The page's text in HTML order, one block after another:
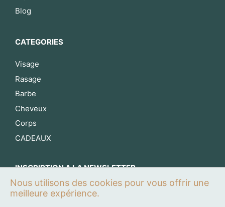
Blog
CATEGORIES
Visage
Rasage
Barbe
Cheveux
Corps
CADEAUX
INSCRIPTION A LA NEWSLETTER
S’inscrire maintenant
Nous utilisons des cookies pour vous offrir une
meilleure expérience.